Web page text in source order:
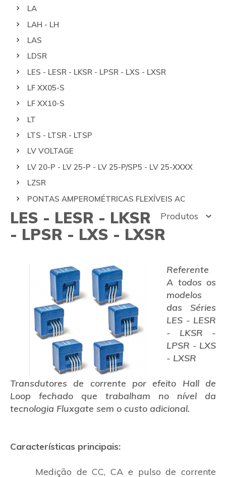
LA
LAH - LH
LAS
LDSR
LES - LESR - LKSR - LPSR - LXS - LXSR
LF XX05-S
LF XX10-S
LT
LTS - LTSR - LTSP
LV VOLTAGE
LV 20-P - LV 25-P - LV 25-P/SP5 - LV 25-XXXX
LZSR
PONTAS AMPEROMÉTRICAS FLEXÍVEIS AC
Produtos
LES - LESR - LKSR
- LPSR - LXS - LXSR
Referente
A todos os
modelos
das Séries
LES - LESR
- LKSR -
LPSR - LXS
- LXSR
Transdutores de corrente por efeito Hall de
Loop fechado que trabalham no nível da
tecnologia Fluxgate sem o custo adicional.
Características principais:
Medição de CC, CA e pulso de corrente